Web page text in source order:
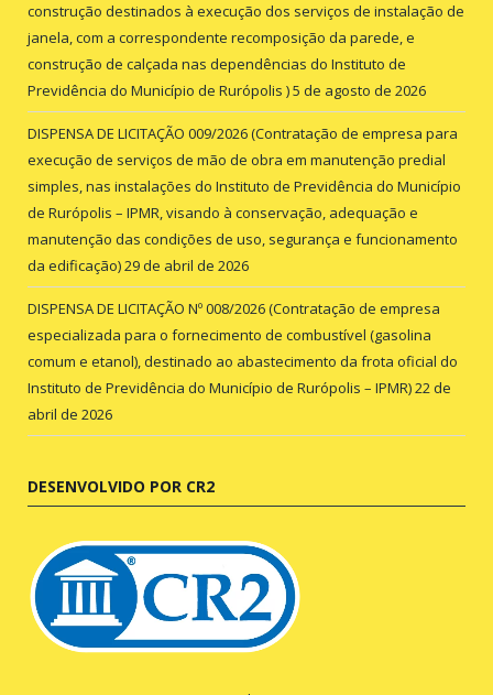
construção destinados à execução dos serviços de instalação de
janela, com a correspondente recomposição da parede, e
construção de calçada nas dependências do Instituto de
Previdência do Município de Rurópolis )5 de agosto de 2026
DISPENSA DE LICITAÇÃO 009/2026 (Contratação de empresa para
execução de serviços de mão de obra em manutenção predial
simples, nas instalações do Instituto de Previdência do Município
de Rurópolis – IPMR, visando à conservação, adequação e
manutenção das condições de uso, segurança e funcionamento
da edificação)29 de abril de 2026
DISPENSA DE LICITAÇÃO Nº 008/2026 (Contratação de empresa
especializada para o fornecimento de combustível (gasolina
comum e etanol), destinado ao abastecimento da frota oficial do
Instituto de Previdência do Município de Rurópolis – IPMR)22 de
abril de 2026
DESENVOLVIDO POR CR2